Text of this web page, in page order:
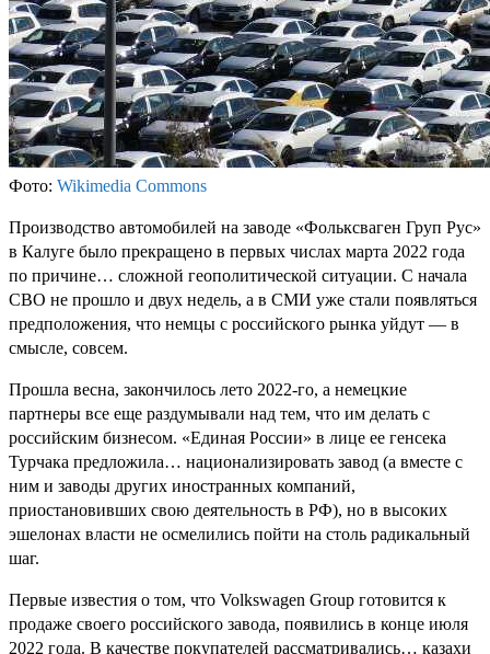
Фото: Wikimedia Commons
Производство автомобилей на заводе «Фольксваген Груп Рус»
в Калуге было прекращено в первых числах марта 2022 года
по причине… сложной геополитической ситуации. С начала
СВО не прошло и двух недель, а в СМИ уже стали появляться
предположения, что немцы с российского рынка уйдут — в
смысле, совсем.
Прошла весна, закончилось лето 2022-го, а немецкие
партнеры все еще раздумывали над тем, что им делать с
российским бизнесом. «Единая России» в лице ее генсека
Турчака предложила… национализировать завод (а вместе с
ним и заводы других иностранных компаний,
приостановивших свою деятельность в РФ), но в высоких
эшелонах власти не осмелились пойти на столь радикальный
шаг.
Первые известия о том, что Volkswagen Group готовится к
продаже своего российского завода, появились в конце июля
2022 года. В качестве покупателей рассматривались… казахи